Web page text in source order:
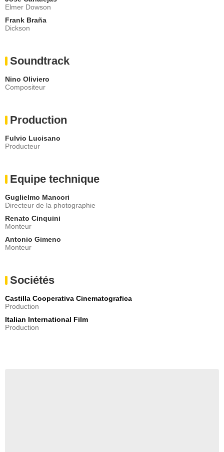
Elmer Dowson
Frank Braña
Dickson
Soundtrack
Nino Oliviero
Compositeur
Production
Fulvio Lucisano
Producteur
Equipe technique
Guglielmo Mancori
Directeur de la photographie
Renato Cinquini
Monteur
Antonio Gimeno
Monteur
Sociétés
Castilla Cooperativa Cinematografica
Production
Italian International Film
Production